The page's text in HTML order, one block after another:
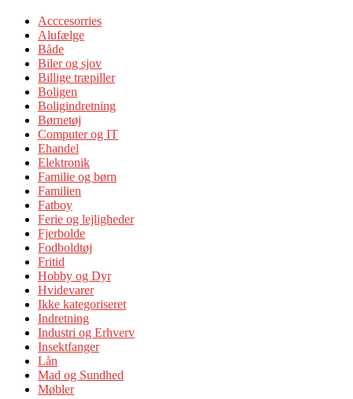
Acccesorries
Alufælge
Både
Biler og sjov
Billige træpiller
Boligen
Boligindretning
Børnetøj
Computer og IT
Ehandel
Elektronik
Familie og børn
Familien
Fatboy
Ferie og lejligheder
Fjerbolde
Fodboldtøj
Fritid
Hobby og Dyr
Hvidevarer
Ikke kategoriseret
Indretning
Industri og Erhverv
Insektfanger
Lån
Mad og Sundhed
Møbler